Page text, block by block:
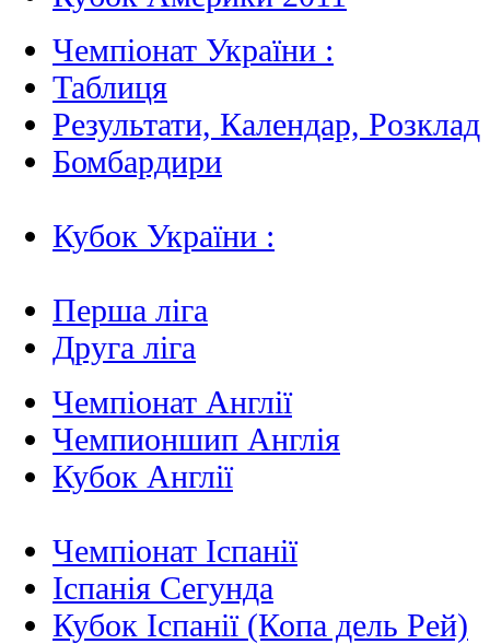
Чемпіонат України :
Таблиця
Результати, Календар, Poзклад
Бомбардири
Кубок України :
Перша ліга
Друга ліга
Чемпіонат Англії
Чемпионшип Англія
Кубок Англії
Чемпіонат Іспанії
Іспанія Сегунда
Кубок Іспанії (Копа дель Рей)